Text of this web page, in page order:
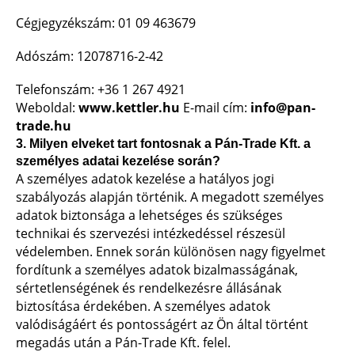
Cégjegyzékszám: 01 09 463679
Adószám: 12078716-2-42
Telefonszám: +36 1 267 4921
Weboldal: www.kettler.hu E-mail cím: info@pan-
trade.hu
3. Milyen elveket tart fontosnak a Pán-Trade Kft. a
személyes adatai kezelése során?
A személyes adatok kezelése a hatályos jogi
szabályozás alapján történik. A megadott személyes
adatok biztonsága a lehetséges és szükséges
technikai és szervezési intézkedéssel részesül
védelemben. Ennek során különösen nagy figyelmet
fordítunk a személyes adatok bizalmasságának,
sértetlenségének és rendelkezésre állásának
biztosítása érdekében. A személyes adatok
valódiságáért és pontosságért az Ön által történt
megadás után a Pán-Trade Kft. felel.